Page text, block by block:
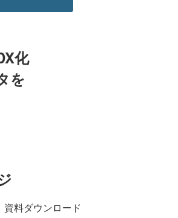
化
を
資料ダウンロード